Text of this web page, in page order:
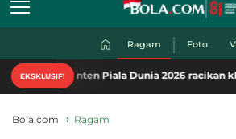
Ragam Foto
EKSKLUSIF!
Piala Dunia 2026 racikan khas
Bola.com Ragam